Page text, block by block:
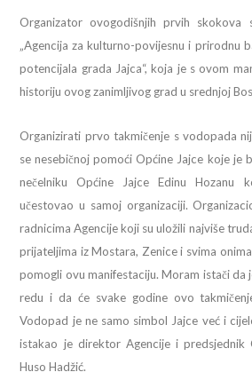
Organizator ovogodišnjih prvih
„Agencija za kulturno-povijesnu i prirodnu
potencijala grada Jajca“, koja je s ovom
historiju ovog zanimljivog grad u srednjoj
Organizirati prvo takmičenje s vodopada
se nesebičnoj pomoći Općine Jajce koje je
nečelniku Općine Jajce Edinu
učestovao u samoj organizaciji.
radnicima Agencije koji su uložili najviše
prijateljima iz Mostara, Zenice i svima
pomogli ovu manifestaciju. Moram istači da
redu i da će svake godine ovo
Vodopad je ne samo simbol Jajce već i
istakao je direktor Agencije i predsjednik
Huso Hadžić.